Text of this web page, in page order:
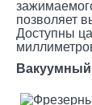
позволяет
Доступны
Вакуумный